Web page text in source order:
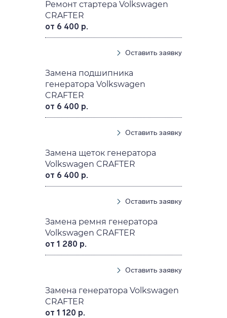
Ремонт стартера Volkswagen
CRAFTER
от 6 400 р.
Оставить заявку
Замена подшипника
генератора Volkswagen
CRAFTER
от 6 400 р.
Оставить заявку
Замена щеток генератора
Volkswagen CRAFTER
от 6 400 р.
Оставить заявку
Замена ремня генератора
Volkswagen CRAFTER
от 1 280 р.
Оставить заявку
Замена генератора Volkswagen
CRAFTER
от 1 120 р.